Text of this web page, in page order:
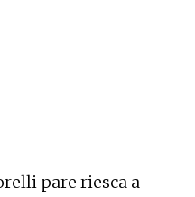
pare riesca a